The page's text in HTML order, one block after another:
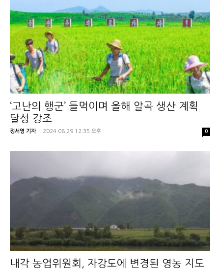
‘고난의 행군’ 들먹이며 올해 알곡 생산 계획
달성 강조
정서영 기자 - 2024.08.29 12:35 오후 0
내각 농업위원회, 자강도에 변경된 영농 지도